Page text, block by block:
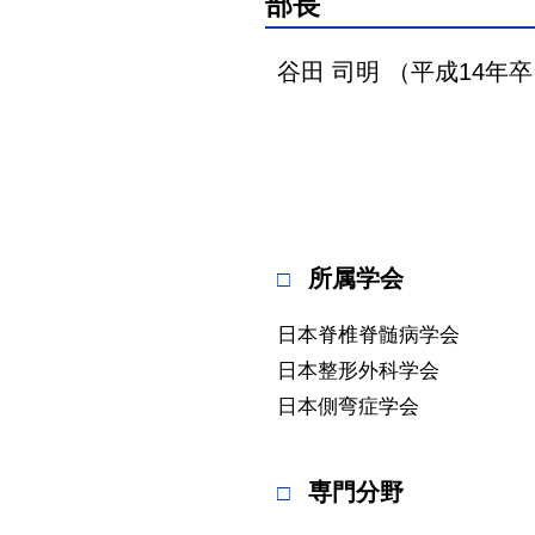
谷田 司明 （平成14年
所属学会
日本脊椎脊髄病学会
日本整形外科学会
日本側弯症学会
専門分野